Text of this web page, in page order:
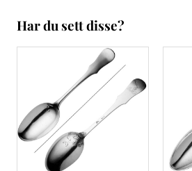
Har du sett disse?